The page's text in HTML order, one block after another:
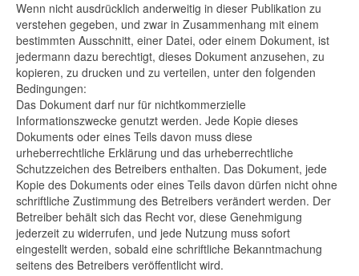
Wenn nicht ausdrücklich anderweitig in dieser Publikation zu
verstehen gegeben, und zwar in Zusammenhang mit einem
bestimmten Ausschnitt, einer Datei, oder einem Dokument, ist
jedermann dazu berechtigt, dieses Dokument anzusehen, zu
kopieren, zu drucken und zu verteilen, unter den folgenden
Bedingungen:
Das Dokument darf nur für nichtkommerzielle
Informationszwecke genutzt werden. Jede Kopie dieses
Dokuments oder eines Teils davon muss diese
urheberrechtliche Erklärung und das urheberrechtliche
Schutzzeichen des Betreibers enthalten. Das Dokument, jede
Kopie des Dokuments oder eines Teils davon dürfen nicht ohne
schriftliche Zustimmung des Betreibers verändert werden. Der
Betreiber behält sich das Recht vor, diese Genehmigung
jederzeit zu widerrufen, und jede Nutzung muss sofort
eingestellt werden, sobald eine schriftliche Bekanntmachung
seitens des Betreibers veröffentlicht wird.